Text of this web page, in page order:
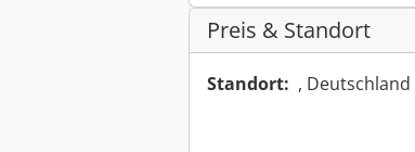
Preis & Standort
Standort: , Deutschland